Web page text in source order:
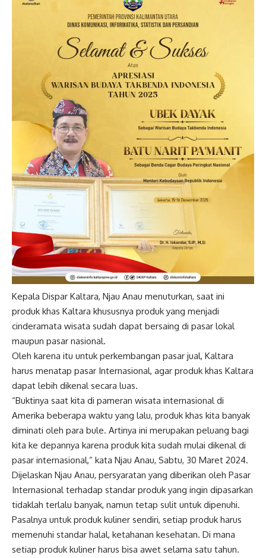
Kepala Dispar Kaltara, Njau Anau menuturkan, saat ini
produk khas Kaltara khususnya produk yang menjadi
cinderamata wisata sudah dapat bersaing di pasar lokal
maupun pasar nasional.
Oleh karena itu untuk perkembangan pasar jual, Kaltara
harus menatap pasar Internasional, agar produk khas Kaltara
dapat lebih dikenal secara luas.
“Buktinya saat kita di pameran wisata internasional di
Amerika beberapa waktu yang lalu, produk khas kita banyak
diminati oleh para bule. Artinya ini merupakan peluang bagi
kita ke depannya karena produk kita sudah mulai dikenal di
pasar internasional,” kata Njau Anau, Sabtu, 30 Maret 2024.
Dijelaskan Njau Anau, persyaratan yang diberikan oleh Pasar
Internasional terhadap standar produk yang ingin dipasarkan
tidaklah terlalu banyak, namun tetap sulit untuk dipenuhi.
Pasalnya untuk produk kuliner sendiri, setiap produk harus
memenuhi standar halal, ketahanan kesehatan. Di mana
setiap produk kuliner harus bisa awet selama satu tahun.